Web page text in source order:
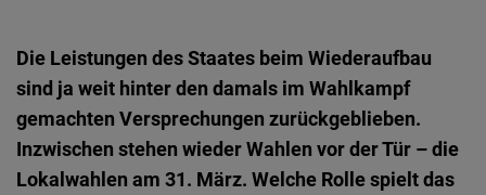
Die Leistungen des Staates beim Wiederaufbau
sind ja weit hinter den damals im Wahlkampf
gemachten Versprechungen zurückgeblieben.
Inzwischen stehen wieder Wahlen vor der Tür – die
Lokalwahlen am 31. März. Welche Rolle spielt das